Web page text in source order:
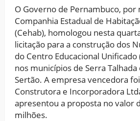
O Governo de Pernambuco, por
Companhia Estadual de
(Cehab), homologou nesta
licitação para a construção dos
do Centro Educacional Unificado
nos municípios de Serra
Sertão. A empresa vencedora
Construtora e Incorporadora
apresentou a proposta no valor
milhões.